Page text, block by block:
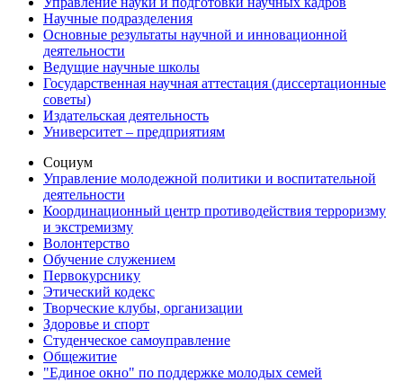
Научные подразделения
Основные результаты научной и инновационной
деятельности
Ведущие научные школы
Государственная научная аттестация (диссертационные
советы)
Издательская деятельность
Университет – предприятиям
Социум
Управление молодежной политики и воспитательной
деятельности
Координационный центр противодействия терроризму
и экстремизму
Волонтерство
Обучение служением
Первокурснику
Этический кодекс
Творческие клубы, организации
Здоровье и спорт
Студенческое самоуправление
Общежитие
"Единое окно" по поддержке молодых семей